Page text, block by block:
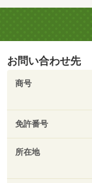
お問い合わせ先
商号
免許番号
所在地